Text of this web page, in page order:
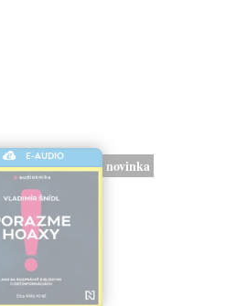
E-AUDIO
novinka